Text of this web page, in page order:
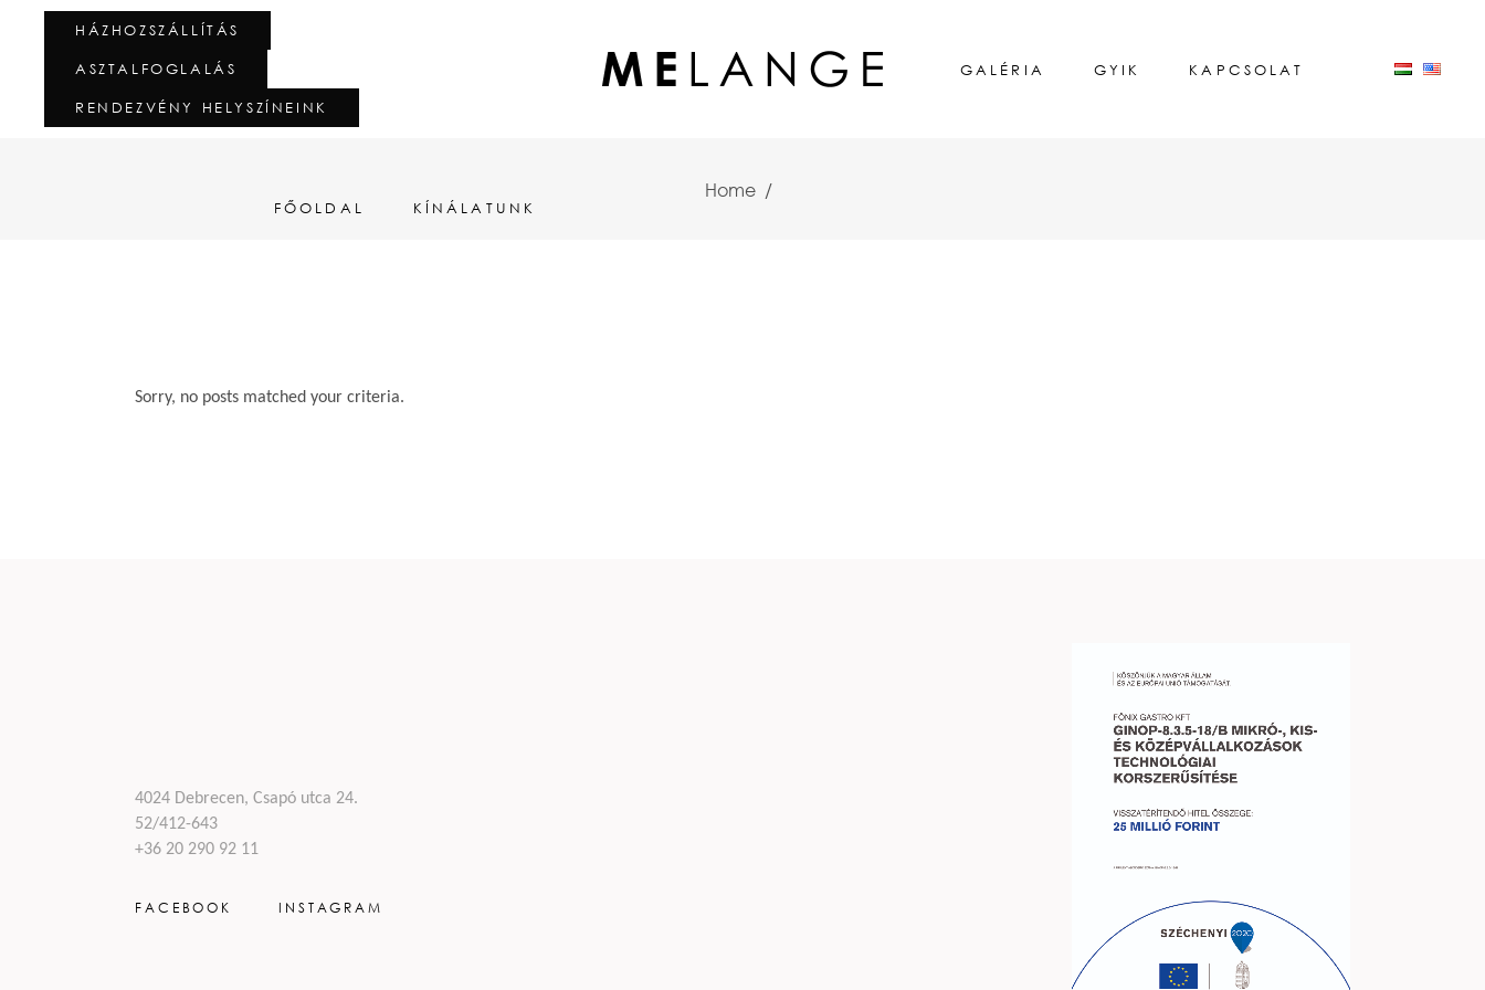
HÁZHOZSZÁLLÍTÁS
ASZTALFOGLALÁS
RENDEZVÉNY HELYSZÍNEINK
FŐOLDAL KÍNÁLATUNK
GALÉRIA GYIK KAPCSOLAT
Home/
Sorry, no posts matched your criteria.
4024 Debrecen, Csapó utca 24.
52/412-643
+36 20 290 92 11
FACEBOOK INSTAGRAM